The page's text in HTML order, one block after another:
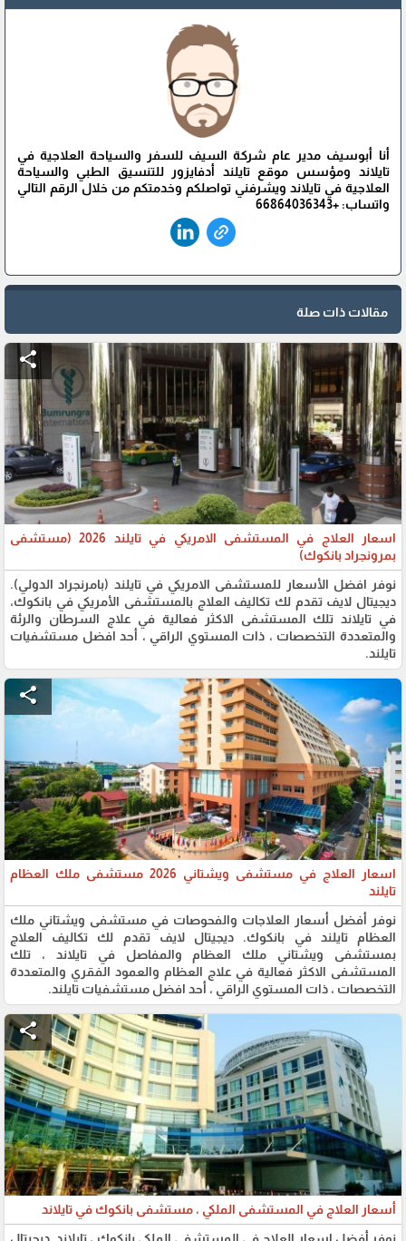
أنا أبوسيف مدير عام شركة السيف للسفر والسياحة العلاجية في
تايلاند ومؤسس موقع تايلند أدفايزور للتنسيق الطبي والسياحة
العلاجية في تايلاند ويشرفني تواصلكم وخدمتكم من خلال الرقم التالي
واتساب: +66864036343
مقالات ذات صلة
share
اسعار العلاج في المستشفى الامريكي في تايلند 2026 (مستشفى
بمرونجراد بانكوك)
نوفر افضل الأسعار للمستشفى الامريكي في تايلند (بامرنجراد الدولي).
ديجيتال لايف تقدم لك تكاليف العلاج بالمستشفى الأمريكي في بانكوك،
في تايلاند تلك المستشفى الاكثر فعالية في علاج السرطان والرئة
والمتعددة التخصصات ، ذات المستوي الراقي ، أحد افضل مستشفيات
تايلند.
share
اسعار العلاج في مستشفى ويشتاني 2026 مستشفى ملك العظام
تايلند
نوفر أفضل أسعار العلاجات والفحوصات في مستشفى ويشتاني ملك
العظام تايلند في بانكوك. ديجيتال لايف تقدم لك تكاليف العلاج
بمستشفى ويشتاني ملك العظام والمفاصل في تايلاند ، تلك
المستشفى الاكثر فعالية في علاج العظام والعمود الفقري والمتعددة
التخصصات ، ذات المستوي الراقي ، أحد افضل مستشفيات تايلند.
share
أسعار العلاج في المستشفى الملكي ، مستشفى بانكوك في تايلاند
نوفر أفضل اسعار العلاج في المستشفى الملكي بانكوك ، تايلاند. ديجيتال